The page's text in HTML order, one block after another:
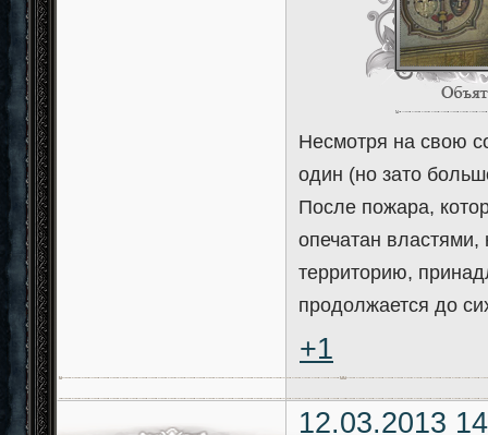
Несмотря на свою
один (но зато
После пожара,
опечатан властями,
территорию,
продолжается до
+1
12.03.2013